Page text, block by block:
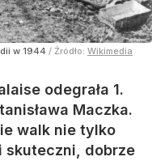
w 1944 / Źródło: Wikimedia
odegrała 1.
Maczka.
walk nie tylko
skuteczni, dobrze